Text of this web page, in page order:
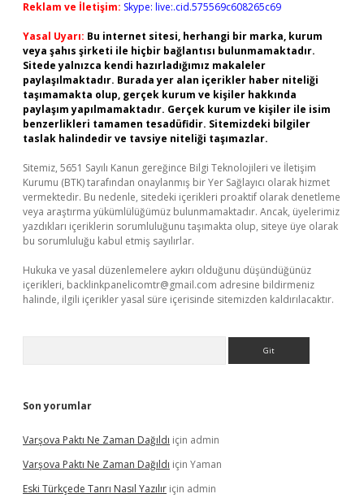
Reklam ve İletişim: Skype: live:.cid.575569c608265c69
Yasal Uyarı: Bu internet sitesi, herhangi bir marka, kurum
veya şahıs şirketi ile hiçbir bağlantısı bulunmamaktadır.
Sitede yalnızca kendi hazırladığımız makaleler
paylaşılmaktadır. Burada yer alan içerikler haber niteliği
taşımamakta olup, gerçek kurum ve kişiler hakkında
paylaşım yapılmamaktadır. Gerçek kurum ve kişiler ile isim
benzerlikleri tamamen tesadüfidir. Sitemizdeki bilgiler
taslak halindedir ve tavsiye niteliği taşımazlar.
Sitemiz, 5651 Sayılı Kanun gereğince Bilgi Teknolojileri ve İletişim
Kurumu (BTK) tarafından onaylanmış bir Yer Sağlayıcı olarak hizmet
vermektedir. Bu nedenle, sitedeki içerikleri proaktif olarak denetleme
veya araştırma yükümlülüğümüz bulunmamaktadır. Ancak, üyelerimiz
yazdıkları içeriklerin sorumluluğunu taşımakta olup, siteye üye olarak
bu sorumluluğu kabul etmiş sayılırlar.
Hukuka ve yasal düzenlemelere aykırı olduğunu düşündüğünüz
içerikleri, backlinkpanelicomtr@gmail.com adresine bildirmeniz
halinde, ilgili içerikler yasal süre içerisinde sitemizden kaldırılacaktır.
Son yorumlar
Varşova Paktı Ne Zaman Dağıldı için admin
Varşova Paktı Ne Zaman Dağıldı için Yaman
Eski Türkçede Tanrı Nasıl Yazılır için admin